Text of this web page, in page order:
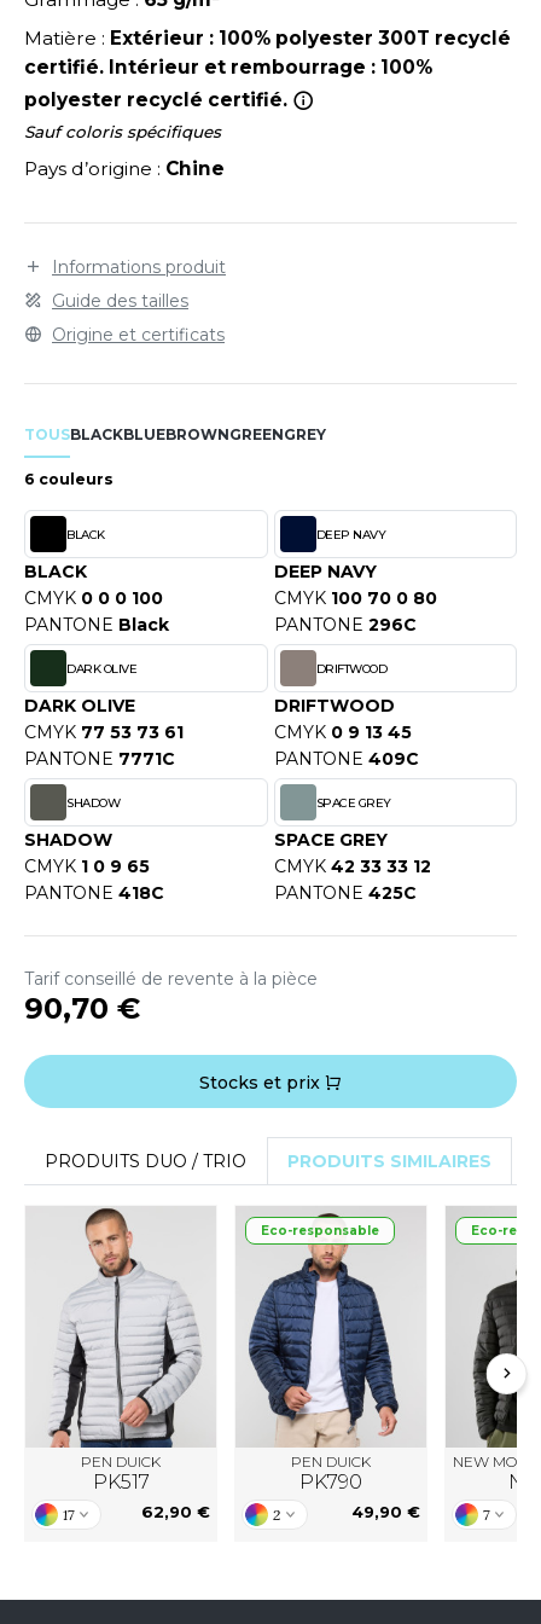
IN EUROPE
LABEL / TEAR AWAY
VETEMENTS
SHIRT
SHIRT
PROFESSIONNELLE
- BLOUSON
ROW
OF THE LOOM
OF THE LOOM VINTAGE
- BLANKS
COOL
HOODS
T'S
GEN
MORNING STUDIOS
SEGURIDAD
Matière : Extérieur : 100% polyester 300T recyclé
certifié. Intérieur et rembourrage : 100%
polyester recyclé certifié.
Sauf coloris spécifiques
Pays d’origine : Chine
Informations produit
Guide des tailles
Origine et certificats
TOUSBLACKBLUEBROWNGREENGREY
6 couleurs
BLACK
BLACK
CMYK 0 0 0 100
PANTONE Black
DEEP NAVY
DEEP NAVY
CMYK 100 70 0 80
PANTONE 296C
DARK OLIVE
DARK OLIVE
CMYK 77 53 73 61
PANTONE 7771C
DRIFTWOOD
DRIFTWOOD
CMYK 0 9 13 45
PANTONE 409C
SHADOW
SHADOW
CMYK 1 0 9 65
PANTONE 418C
SPACE GREY
SPACE GREY
CMYK 42 33 33 12
PANTONE 425C
Tarif conseillé de revente à la pièce
90,70 €
Stocks et prix
PRODUITS DUO / TRIO PRODUITS SIMILAIRES
PEN DUICK
PK517
17 62,90 €
Eco-responsable
PEN DUICK
PK790
2 49,90 €
Eco-
NEW
7